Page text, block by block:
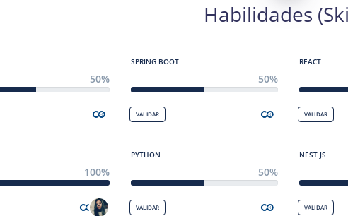
Habilidades
50%
SPRING BOOT
50%
VALIDAR
REACT
VALIDAR
100%
PYTHON
50%
VALIDAR
NEST JS
VALIDAR